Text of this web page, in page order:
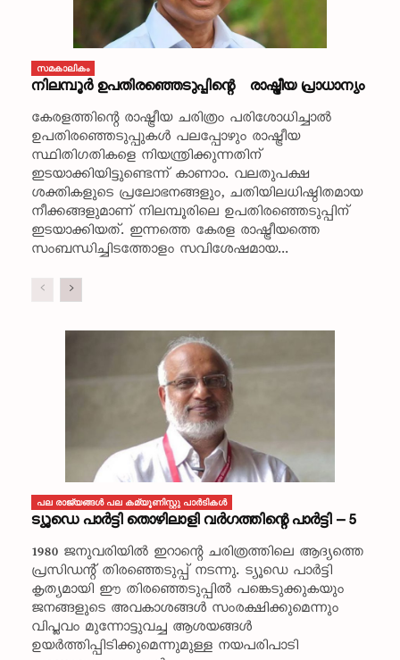
സമകാലികം
നിലമ്പൂര്‍ ഉപതിരഞ്ഞെടുപ്പിന്റെ രാഷ്ട്രീയ പ്രാധാന്യം
കേരളത്തിന്റെ രാഷ്ട്രീയ ചരിത്രം പരിശോധിച്ചാല്‍
ഉപതിരഞ്ഞെടുപ്പുകള്‍ പലപ്പോഴും രാഷ്ട്രീയ
സ്ഥിതിഗതികളെ നിയന്ത്രിക്കുന്നതിന്
ഇടയാക്കിയിട്ടുണ്ടെന്ന് കാണാം. വലതുപക്ഷ
ശക്തികളുടെ പ്രലോഭനങ്ങളും, ചതിയിലധിഷ്ഠിതമായ
നീക്കങ്ങളുമാണ് നിലമ്പൂരിലെ ഉപതിരഞ്ഞെടുപ്പിന്
ഇടയാക്കിയത്. ഇന്നത്തെ കേരള രാഷ്ട്രീയത്തെ
സംബന്ധിച്ചിടത്തോളം സവിശേഷമായ...
പല രാജ്യങ്ങള്‍ പല കമ്യൂണിസ്റ്റു പാര്‍ടികള്‍
ട്യൂഡെ പാർട്ടി തൊഴിലാളി വർഗത്തിന്റെ പാർട്ടി – 5
1980 ജനുവരിയിൽ ഇറാന്റെ ചരിത്രത്തിലെ ആദ്യത്തെ
പ്രസിഡന്റ് തിരഞ്ഞെടുപ്പ് നടന്നു. ട്യൂഡെ പാർട്ടി
കൃത്യമായി ഈ തിരഞ്ഞെടുപ്പിൽ പങ്കെടുക്കുകയും
ജനങ്ങളുടെ അവകാശങ്ങൾ സംരക്ഷിക്കുമെന്നും
വിപ്ലവം മുന്നോട്ടുവച്ച ആശയങ്ങൾ
ഉയർത്തിപ്പിടിക്കുമെന്നുമുള്ള നയപരിപാടി